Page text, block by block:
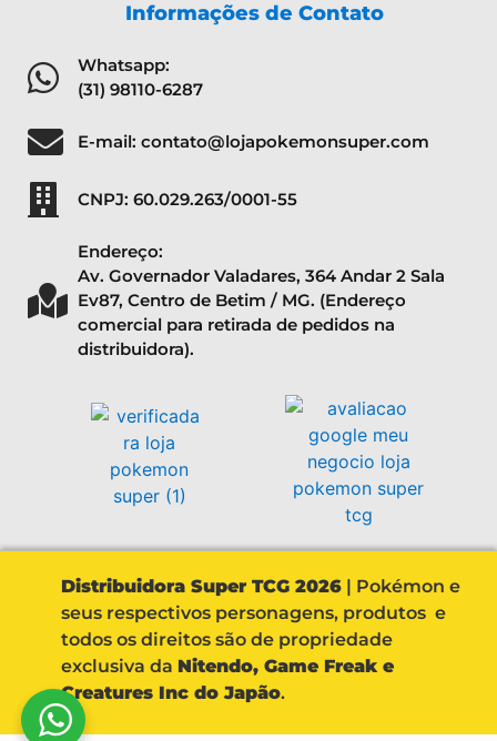
Informações de Contato
Whatsapp:
(31) 98110-6287
E-mail: contato@lojapokemonsuper.com
CNPJ: 60.029.263/0001-55
Endereço:
Av. Governador Valadares, 364 Andar 2 Sala
Ev87, Centro de Betim / MG. (Endereço
comercial para retirada de pedidos na
distribuidora).
Distribuidora Super TCG 2026 | Pokémon e
seus respectivos personagens, produtos e
todos os direitos são de propriedade
exclusiva da Nitendo, Game Freak e
Creatures Inc do Japão.